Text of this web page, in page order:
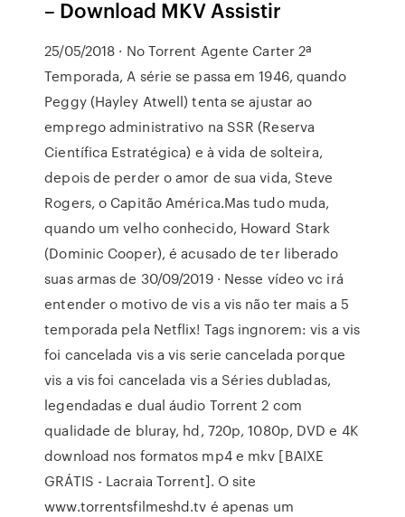
– Download MKV Assistir
25/05/2018 · No Torrent Agente Carter 2ª
Temporada, A série se passa em 1946, quando
Peggy (Hayley Atwell) tenta se ajustar ao
emprego administrativo na SSR (Reserva
Científica Estratégica) e à vida de solteira,
depois de perder o amor de sua vida, Steve
Rogers, o Capitão América.Mas tudo muda,
quando um velho conhecido, Howard Stark
(Dominic Cooper), é acusado de ter liberado
suas armas de 30/09/2019 · Nesse vídeo vc irá
entender o motivo de vis a vis não ter mais a 5
temporada pela Netflix! Tags ingnorem: vis a vis
foi cancelada vis a vis serie cancelada porque
vis a vis foi cancelada vis a Séries dubladas,
legendadas e dual áudio Torrent 2 com
qualidade de bluray, hd, 720p, 1080p, DVD e 4K
download nos formatos mp4 e mkv [BAIXE
GRÁTIS - Lacraia Torrent]. O site
www.torrentsfilmeshd.tv é apenas um